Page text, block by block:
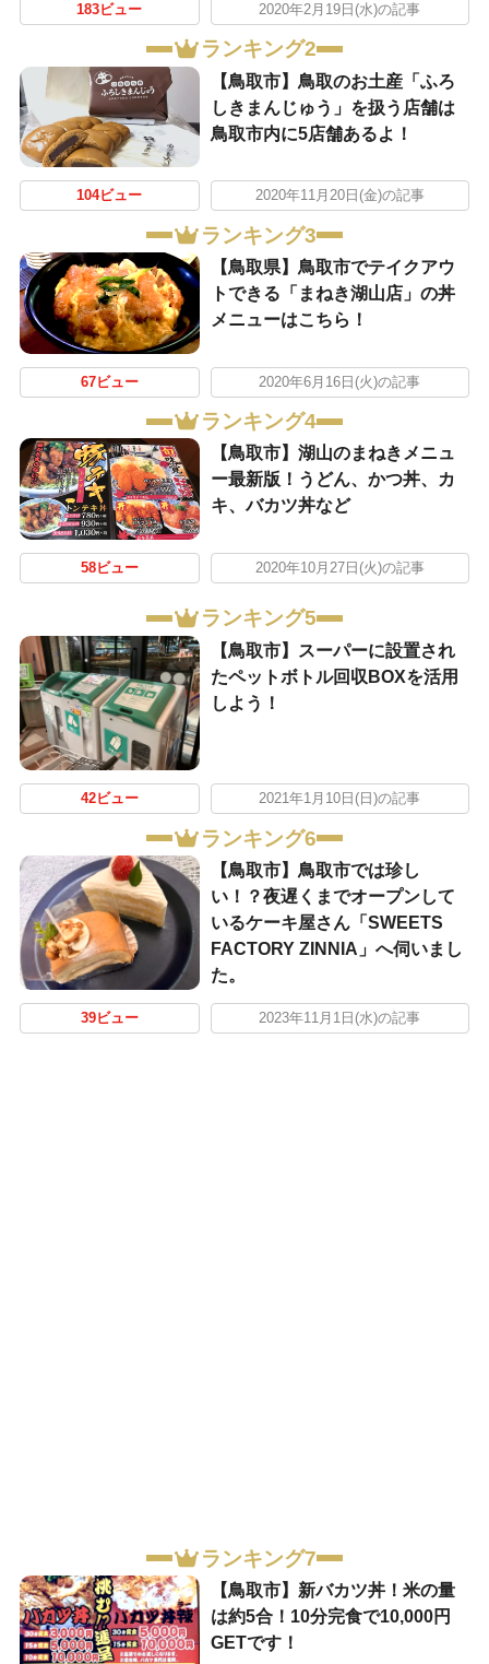
183ビュー 2020年2月19日(水)の記事
ランキング2
【鳥取市】鳥取のお土産「ふろ
しきまんじゅう」を扱う店舗は
鳥取市内に5店舗あるよ！
104ビュー 2020年11月20日(金)の記事
ランキング3
【鳥取県】鳥取市でテイクアウ
トできる「まねき湖山店」の丼
メニューはこちら！
67ビュー 2020年6月16日(火)の記事
ランキング4
【鳥取市】湖山のまねきメニュ
ー最新版！うどん、かつ丼、カ
キ、バカツ丼など
58ビュー 2020年10月27日(火)の記事
ランキング5
【鳥取市】スーパーに設置され
たペットボトル回収BOXを活用
しよう！
42ビュー 2021年1月10日(日)の記事
ランキング6
【鳥取市】鳥取市では珍し
い！？夜遅くまでオープンして
いるケーキ屋さん「SWEETS
FACTORY ZINNIA」へ伺いまし
た。
39ビュー 2023年11月1日(水)の記事
ランキング7
【鳥取市】新バカツ丼！米の量
は約5合！10分完食で10,000円
GETです！